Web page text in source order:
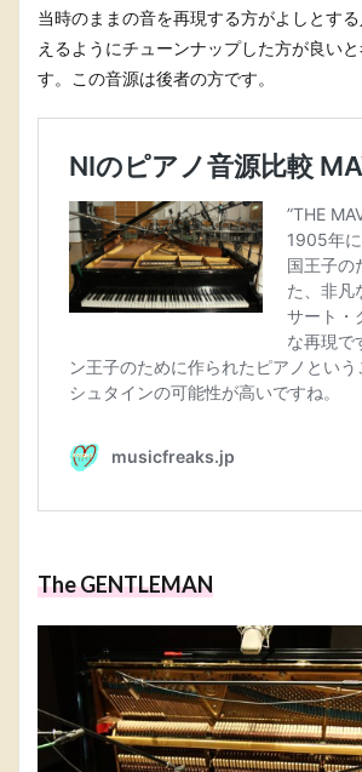
ー
当時のままの音を再現する方がよしとす
えるようにチューンナップした方が良い
す。この音源は後者の方です。
The GENTLEMAN